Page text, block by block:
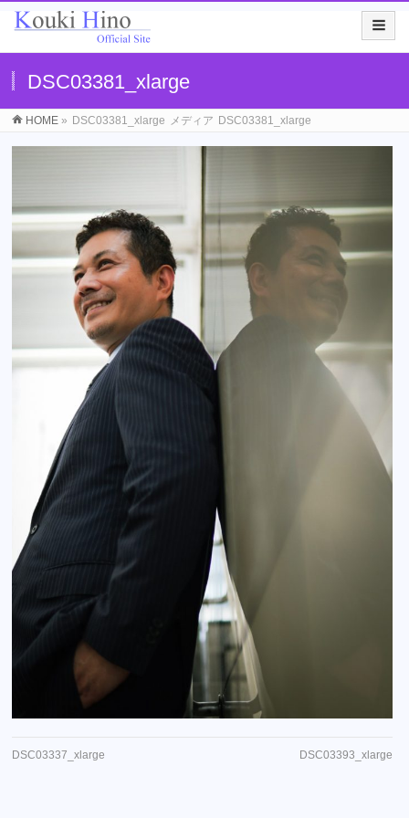
DSC03381_xlarge
HOME » DSC03381_xlarge メディア DSC03381_xlarge
DSC03337_xlarge DSC03393_xlarge